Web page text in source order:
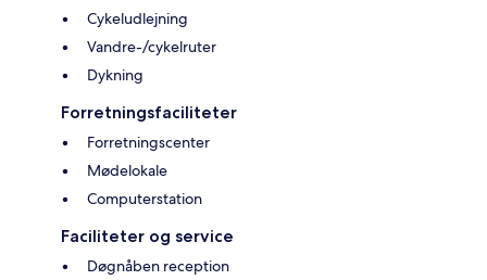
Cykeludlejning
Vandre-/cykelruter
Dykning
Forretningsfaciliteter
Forretningscenter
Mødelokale
Computerstation
Faciliteter og service
Døgnåben reception